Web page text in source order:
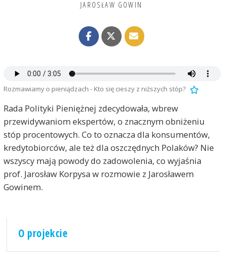
JAROSŁAW GOWIN
Rozmawiamy o pieniądzach - Kto się cieszy z niższych stóp?
Rada Polityki Pieniężnej zdecydowała, wbrew
przewidywaniom ekspertów, o znacznym obniżeniu
stóp procentowych. Co to oznacza dla konsumentów,
kredytobiorców, ale też dla oszczędnych Polaków? Nie
wszyscy mają powody do zadowolenia, co wyjaśnia
prof. Jarosław Korpysa w rozmowie z Jarosławem
Gowinem.
O projekcie